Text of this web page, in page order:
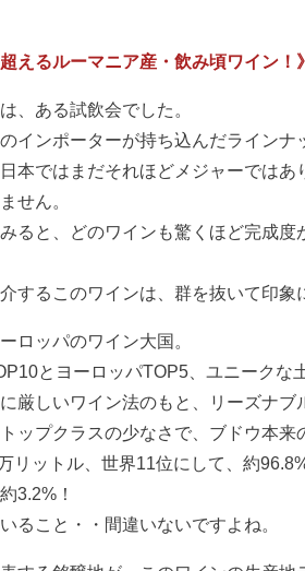
えるルーマニア産・飲み頃ワイン！》
、ある試飲会でした。
インポーターが持ち込んだラインナ
本ではまだそれほどメジャーでは
せん。
ると、どのワインも驚くほど完成
するこのワインは、群を抜いて印象
ロッパのワイン大国。
とヨーロッパTOP5、ユニークな
厳しいワイン法のもと、リーズナブ
ップクラスの少なさで、ブドウ本来
リットル、世界11位にして、約
3.2%！
ること・・間違いないですよね。